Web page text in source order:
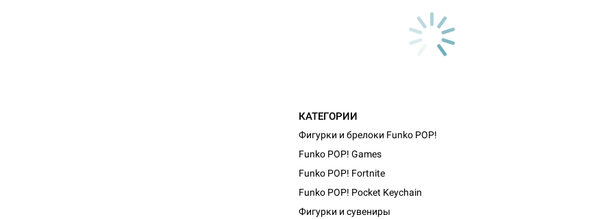
КАТЕГОРИИ
Фигурки и брелоки Funko POP!
Funko POP! Games
Funko POP! Fortnite
Funko POP! Pocket Keychain
Фигурки и сувениры
Настольная игра Hobby World Монстры